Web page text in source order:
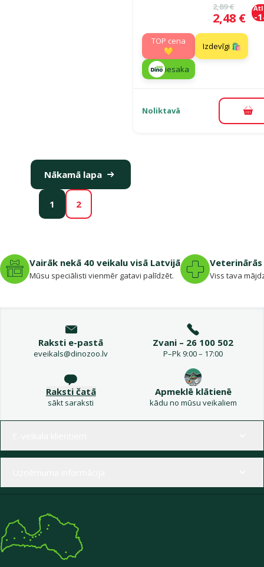
Oriģinālā
2,89 €
Cena
2,48 € -
TOP cena
💛
Izdevīgi 🛍️
iesaka
Noliktavā
1 2
Nākamā lapa
Vairāk nekā 40 veikalu visā Latvijā
Mūsu speciālisti vienmēr gatavi palīdzēt. Viss tava
Raksti e-pastā
eveikals@dinozoo.lv
Zvani – 26 100 502
P–Pk 9:00 – 17:00
Raksti čatā
sākt saraksti
Apmeklē klātienē
kādu no mūsu veikaliem